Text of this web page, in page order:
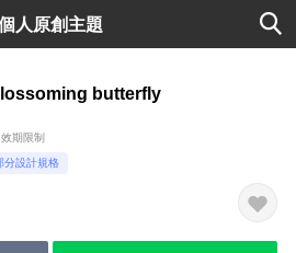
人原創主題
butterfly
期限制
分設計規格